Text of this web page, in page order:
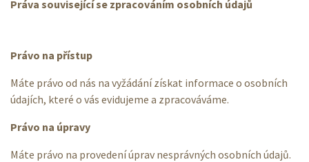
Práva související se zpracováním osobních údajů
Právo na přístup
Máte právo od nás na vyžádání získat informace o osobních
údajích, které o vás evidujeme a zpracováváme.
Právo na úpravy
Máte právo na provedení úprav nesprávných osobních údajů.